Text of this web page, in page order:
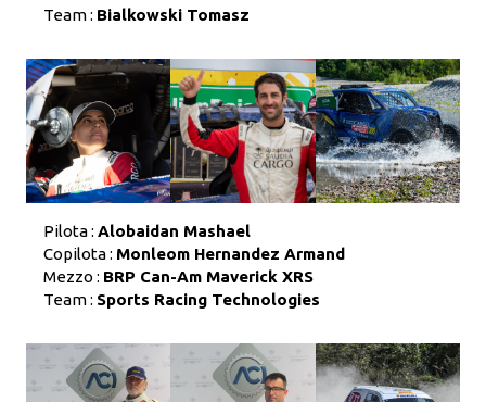
Team : Bialkowski Tomasz
Pilota : Alobaidan Mashael
Copilota : Monleom Hernandez Armand
Mezzo : BRP Can-Am Maverick XRS
Team : Sports Racing Technologies